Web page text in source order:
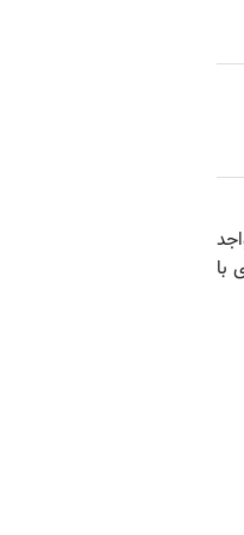
با